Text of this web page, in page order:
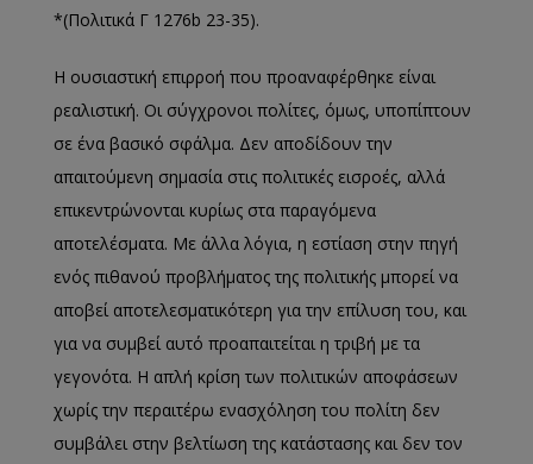
*(Πολιτικά Γ 1276b 23-35).
Η ουσιαστική επιρροή που προαναφέρθηκε είναι
ρεαλιστική. Οι σύγχρονοι πολίτες, όμως, υποπίπτουν
σε ένα βασικό σφάλμα. Δεν αποδίδουν την
απαιτούμενη σημασία στις πολιτικές εισροές, αλλά
επικεντρώνονται κυρίως στα παραγόμενα
αποτελέσματα. Με άλλα λόγια, η εστίαση στην πηγή
ενός πιθανού προβλήματος της πολιτικής μπορεί να
αποβεί αποτελεσματικότερη για την επίλυση του, και
για να συμβεί αυτό προαπαιτείται η τριβή με τα
γεγονότα. Η απλή κρίση των πολιτικών αποφάσεων
χωρίς την περαιτέρω ενασχόληση του πολίτη δεν
συμβάλει στην βελτίωση της κατάστασης και δεν τον